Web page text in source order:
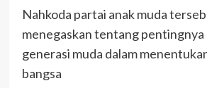
Nahkoda partai anak muda
menegaskan tentang pentingnya
generasi muda dalam
bangsa